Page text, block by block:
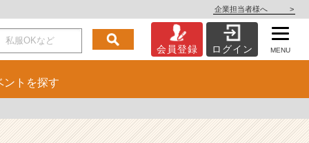
企業担当者様へ >
会員登録 ログイン MENU
ント を探す